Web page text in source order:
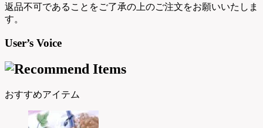
返品不可であることをご了承の上のご注文をお願いいたしま
す。
User’s Voice
おすすめアイテム